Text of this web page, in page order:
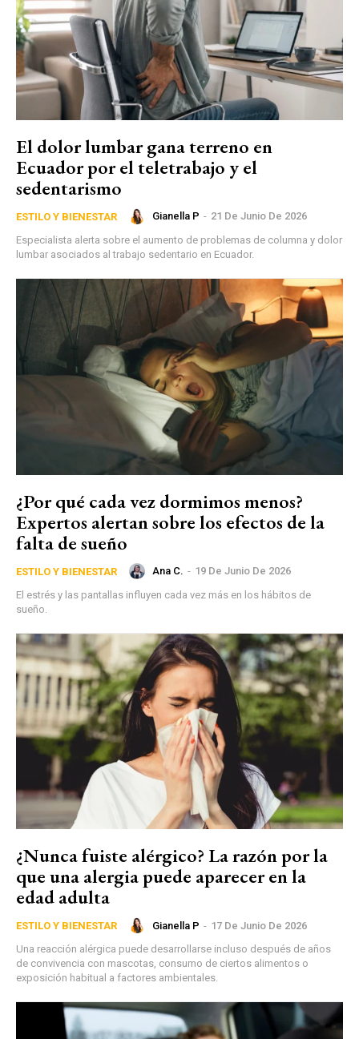
El dolor lumbar gana terreno en
Ecuador por el teletrabajo y el
sedentarismo
ESTILO Y BIENESTAR Gianella P - 21 De Junio De 2026
Especialista alerta sobre el aumento de problemas de columna y dolor
lumbar asociados al trabajo sedentario en Ecuador.
¿Por qué cada vez dormimos menos?
Expertos alertan sobre los efectos de la
falta de sueño
ESTILO Y BIENESTAR Ana C. - 19 De Junio De 2026
El estrés y las pantallas influyen cada vez más en los hábitos de
sueño.
¿Nunca fuiste alérgico? La razón por la
que una alergia puede aparecer en la
edad adulta
ESTILO Y BIENESTAR Gianella P - 17 De Junio De 2026
Una reacción alérgica puede desarrollarse incluso después de años
de convivencia con mascotas, consumo de ciertos alimentos o
exposición habitual a factores ambientales.